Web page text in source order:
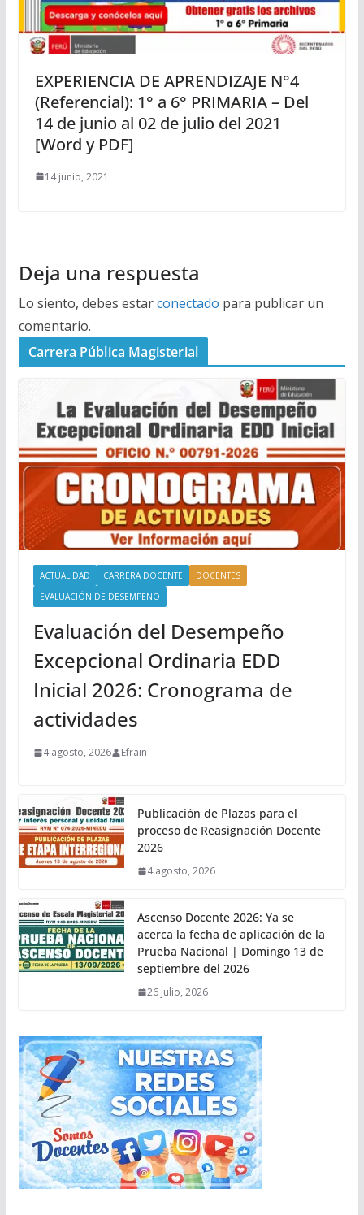
EXPERIENCIA DE APRENDIZAJE N°4
(Referencial): 1° a 6° PRIMARIA – Del
14 de junio al 02 de julio del 2021
[Word y PDF]
14 junio, 2021
Deja una respuesta
Lo siento, debes estarconectado para publicar un
comentario.
Carrera Pública Magisterial
ACTUALIDAD CARRERA DOCENTE
DOCENTES
EVALUACIÓN DE DESEMPEÑO
Evaluación del Desempeño
Excepcional Ordinaria EDD
Inicial 2026: Cronograma de
actividades
4 agosto, 2026 Efrain
Publicación de Plazas para el
proceso de Reasignación Docente
2026
4 agosto, 2026
Ascenso Docente 2026: Ya se
acerca la fecha de aplicación de la
Prueba Nacional | Domingo 13 de
septiembre del 2026
26 julio, 2026